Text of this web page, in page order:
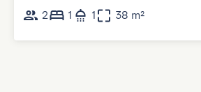
2
1 1 38 m²